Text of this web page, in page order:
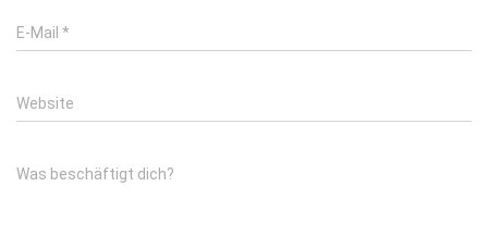
E-Mail *
Website
Was beschäftigt dich?